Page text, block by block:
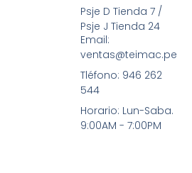
Psje D Tienda 7 /
Psje J Tienda 24
Email:
ventas@teimac.pe
Tléfono: 946 262
544
Horario: Lun-Saba.
9:00AM - 7:00PM